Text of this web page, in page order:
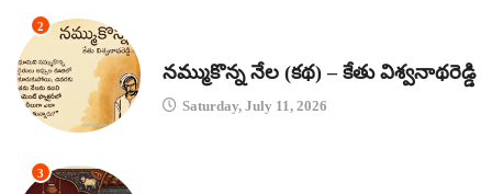
2
నమ్ముకొన్న నేల (కథ) – కేతు విశ్వనాథరెడ్డి
Saturday, July 11, 2026
3